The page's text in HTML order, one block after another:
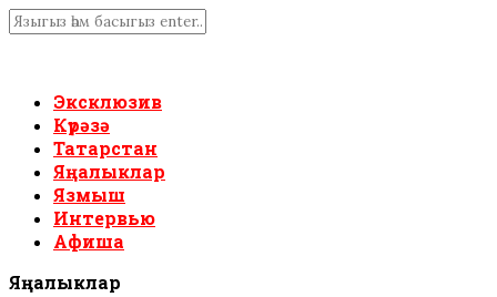
Эксклюзив
Күрәзә
Татарстан
Яңалыклар
Язмыш
Интервью
Афиша
Яңалыклар